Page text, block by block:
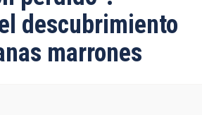
descubrimiento
marrones